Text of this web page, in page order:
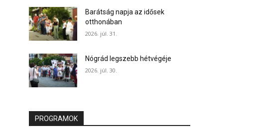
Barátság napja az idősek
otthonában
2026. júl. 31.
Nógrád legszebb hétvégéje
2026. júl. 30.
PROGRAMOK